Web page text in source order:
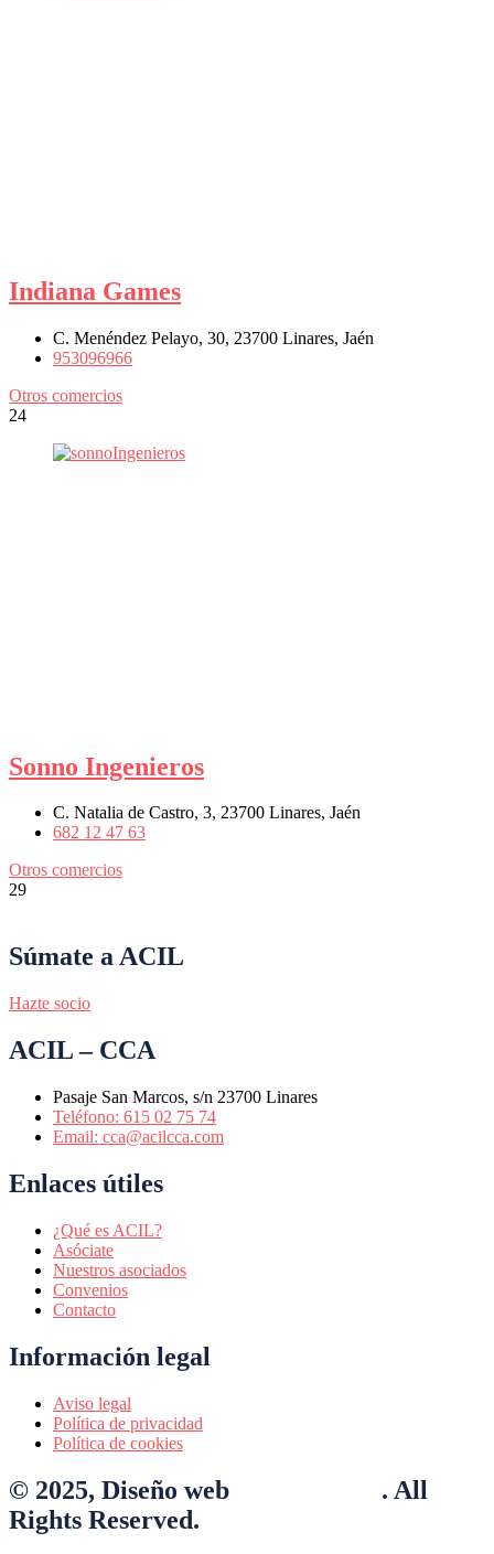
Indiana Games
C. Menéndez Pelayo, 30, 23700 Linares, Jaén
953096966
Otros comercios
24
Sonno Ingenieros
C. Natalia de Castro, 3, 23700 Linares, Jaén
682 12 47 63
Otros comercios
29
Súmate a ACIL
Hazte socio
ACIL – CCA
Pasaje San Marcos, s/n 23700 Linares
Teléfono: 615 02 75 74
Email: cca@acilcca.com
Enlaces útiles
¿Qué es ACIL?
Asóciate
Nuestros asociados
Convenios
Contacto
Información legal
Aviso legal
Política de privacidad
Política de cookies
© 2025, Diseño web
. All
Rights Reserved.